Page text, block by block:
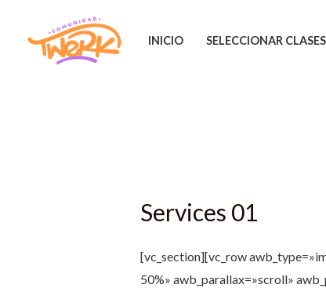
contenido
INICIO SELECCIONAR CLASES
Services 01
[vc_section][vc_row
50%» awb_parallax=»scroll»